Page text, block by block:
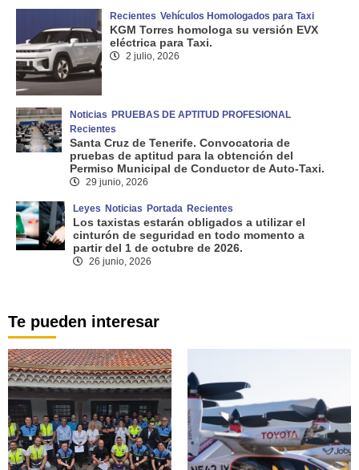
Recientes Vehículos Homologados para Taxi
KGM Torres homologa su versión EVX
eléctrica para Taxi.
2 julio, 2026
Noticias PRUEBAS DE APTITUD PROFESIONAL
Recientes
Santa Cruz de Tenerife. Convocatoria de
pruebas de aptitud para la obtención del
Permiso Municipal de Conductor de Auto-Taxi.
29 junio, 2026
Leyes Noticias Portada Recientes
Los taxistas estarán obligados a utilizar el
cinturón de seguridad en todo momento a
partir del 1 de octubre de 2026.
26 junio, 2026
Te pueden interesar